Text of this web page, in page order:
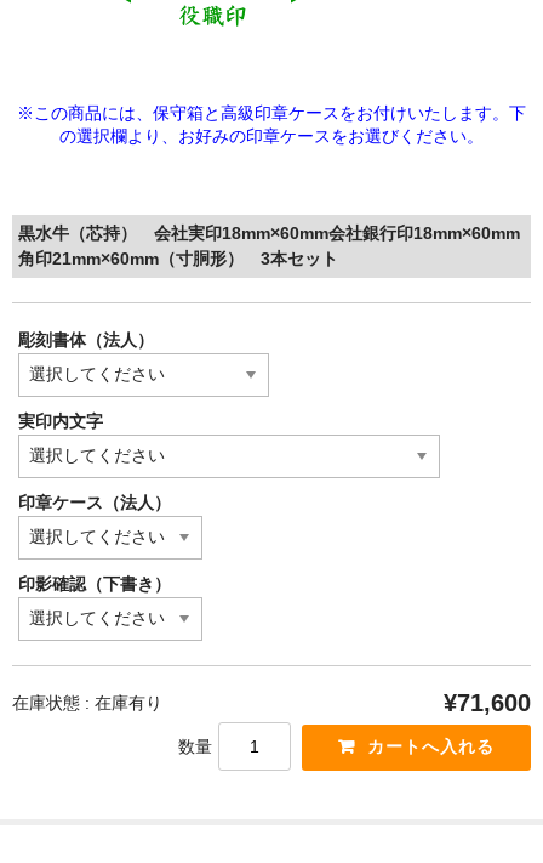
※この商品には、保守箱と高級印章ケースをお付けいたします。下
の選択欄より、 お好みの印章ケースをお選びください。
黒水牛（芯持） 会社実印18mm×60mm会社銀行印18mm×60mm
角印21mm×60mm（寸胴形） 3本セット
彫刻書体（法人）
実印内文字
印章ケース（法人）
印影確認（下書き）
在庫状態 : 在庫有り ¥71,600
数量